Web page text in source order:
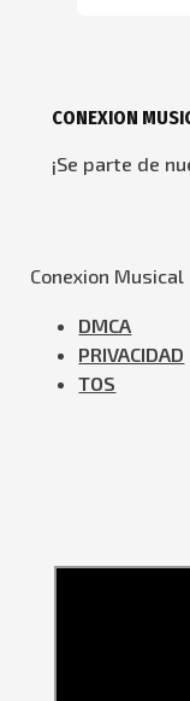
CONEXION
¡Se parte de
Conexion
DMCA
PRIVACIDAD
TOS